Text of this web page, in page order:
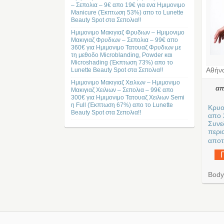
– Σεπολια – 9€ απο 19€ για ενα Ημιμονιμο
Manicure (Έκπτωση 53%) απο το Lunette
Beauty Spot στα Σεπολια!!
Ημιμονιμο Μακιγιαζ Φρυδιων – Ημιμονιμο
Μακιγιαζ Φρυδιων – Σεπολια – 99€ απο
360€ για Ημιμονιμο Τατουαζ Φρυδιων με
τη μεθοδο Microblanding, Powder και
Microshading (Έκπτωση 73%) απο το
Lunette Beauty Spot στα Σεπολια!!
Ημιμονιμο Μακιγιαζ Χειλιων – Ημιμονιμο
Μακιγιαζ Χειλιων – Σεπολια – 99€ απο
300€ για Ημιμονιμο Τατουαζ Χειλιων Semi
η Full (Έκπτωση 67%) απο το Lunette
Beauty Spot στα Σεπολια!!
απο